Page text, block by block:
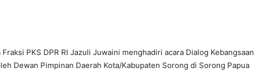
PKS DPR RI Jazuli Juwaini menghadiri acara Dialog Kebangsaan
Dewan Pimpinan Daerah Kota/Kabupaten Sorong di Sorong Papua